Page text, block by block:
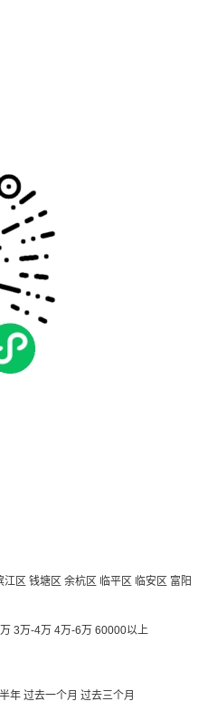
江区 钱塘区 余杭区 临平区 临安区 富阳
3万-4万 4万-6万 60000以上
年 过去一个月 过去三个月